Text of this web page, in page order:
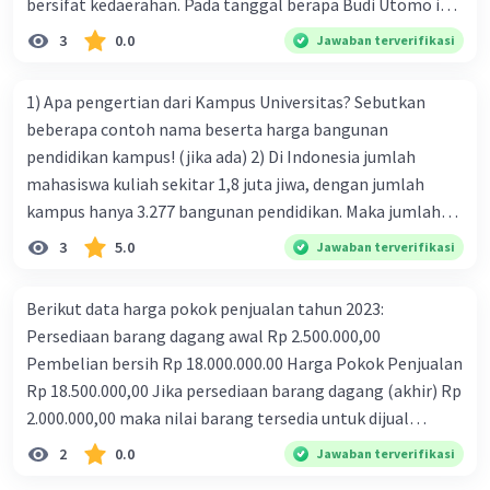
keadaan tidak untung dan tidak rugi? 2) Dan jika Budi
sebagai pemilik menginginkan untung sebesar Rp
minta tolong yaa kak🙏🏻🙏🏻
3 0.0 Jawaban terverifikasi
1) Apa pengertian dari Kampus Universitas? Sebutkan
beberapa contoh nama beserta harga bangunan
pendidikan kampus! (jika ada) 2) Di Indonesia jumlah
mahasiswa kuliah sekitar 1,8 juta jiwa, dengan jumlah
kampus hanya 3.277 bangunan pendidikan. Maka jumlah
rata-rata bangku hanya sekitar 550 kursi/bangunan.
Bandingkan dengan jumlah penduduk Indonesia sebesar
ditambahkan adalah 65.000 bangunan kampus Universitas,
untuk memenuhi 36.000.000 jiwa mahasiswa dari 275 juta
jiwa anggota keluarga masing² daerah. Namun harga 1
bangunan berkisar Rp 10 miliar sampai Rp 65 miliar,
tergantung harga biaya proyek bangunan pendidikan.
Berdasarkan perkiraan diatas, hitunglah dan berikan : •
3 5.0 Jawaban terverifikasi
Berikut data harga pokok penjualan tahun 2023:
Persediaan barang dagang awal Rp 2.500.000,00
Pembelian bersih Rp 18.000.000.00 Harga Pokok Penjualan
Rp 18.500.000,00 Jika persediaan barang dagang (akhir) Rp
2.000.000,00 maka nilai barang tersedia untuk dijual
berdasarkan data tersebut adalah a Rp 20.500.000 b Rp
22.000.000 C Rp 24.000.000 d Rp 26.000.000 e Rp 28.000.000
2 0.0 Jawaban terverifikasi